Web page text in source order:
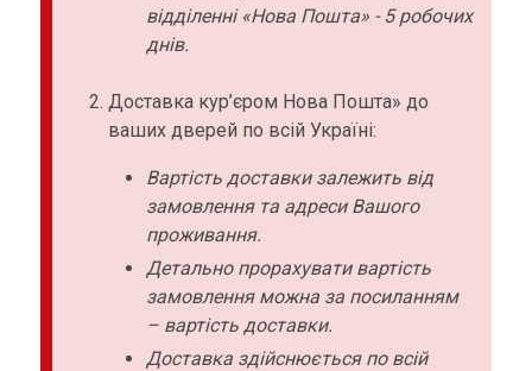
відділенні «Нова Пошта» - 5 робочих
днів.
Доставка кур’єром Нова Пошта» до
ваших дверей по всій Україні:
Вартість доставки залежить від
замовлення та адреси Вашого
проживання.
Детально прорахувати вартість
замовлення можна за посиланням
– вартість доставки.
Доставка здійснюється по всій